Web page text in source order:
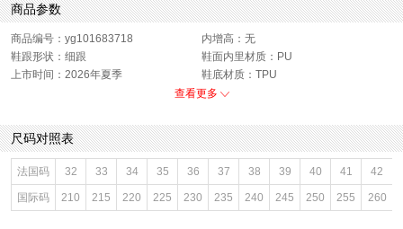
商品参数
商品编号：yg101683718
内增高：无
鞋跟形状：细跟
鞋面内里材质：PU
上市时间：2026年夏季
鞋底材质：TPU
色系：黑色
闭合方式：套脚
前掌高度：无
款式季节：夏季
配跟：无
鞋垫材质：羊皮革
鞋头款式：尖头
鞋面材质：PU革
鞋面图案：纯色
参考鞋长(女)：23CM
适用人群：女子
查看更多
尺码对照表
法国码 32 33 34 35 36 37 38 39 40 41 42
国际码 210 215 220 225 230 235 240 245 250 255 260